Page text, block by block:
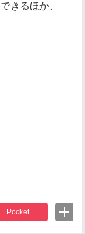
きるほか、
Pocket